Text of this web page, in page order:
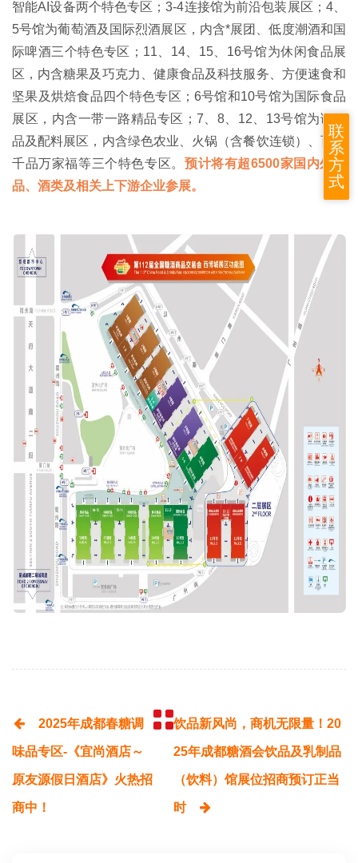
智能AI设备两个特色专区；3-4连接馆为前沿包装展区；4、
5号馆为葡萄酒及国际烈酒展区，内含*展团、低度潮酒和国
际啤酒三个特色专区；11、14、15、16号馆为休闲食品展
区，内含糖果及巧克力、健康食品及科技服务、方便速食和
坚果及烘焙食品四个特色专区；6号馆和10号馆为国际食品
展区，内含一带一路精品专区；7、8、12、13号馆为调味
品及配料展区，内含绿色农业、火锅（含餐饮连锁）、百县
千品万家福等三个特色专区。 预计将有超6500家国内外食
品、酒类及相关上下游企业参展。
2025年成都春糖调
味品专区-《宜尚酒店～
原友源假日酒店》火热招
商中！
饮品新风尚，商机无限量！20
25年成都糖酒会饮品及乳制品
（饮料）馆展位招商预订正当
时
联
系
方
式